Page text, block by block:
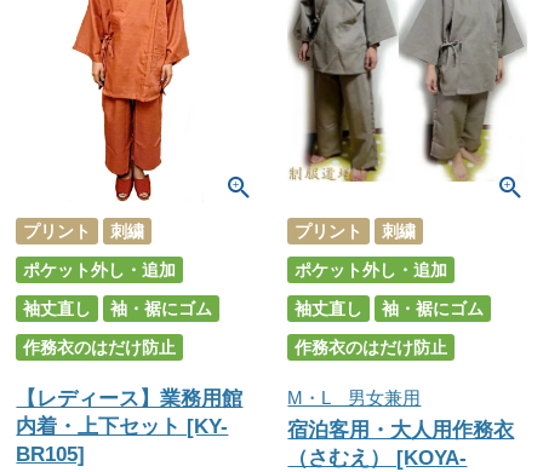
プリント
刺繍
ポケット外し・追加
袖丈直し
袖・裾にゴム
作務衣のはだけ防止
【レディース】業務用館
内着・上下セット [KY-
BR105]
プリント
刺繍
ポケット外し・追加
袖丈直し
袖・裾にゴム
作務衣のはだけ防止
M・L 男女兼用
宿泊客用・大人用作務衣
（さむえ） [KOYA-